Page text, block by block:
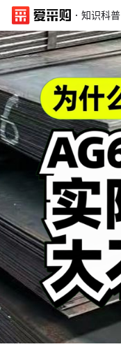
· 知识科普